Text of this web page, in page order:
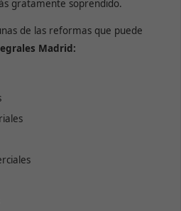
gratamente soprendido.
de las reformas que puede
Madrid: